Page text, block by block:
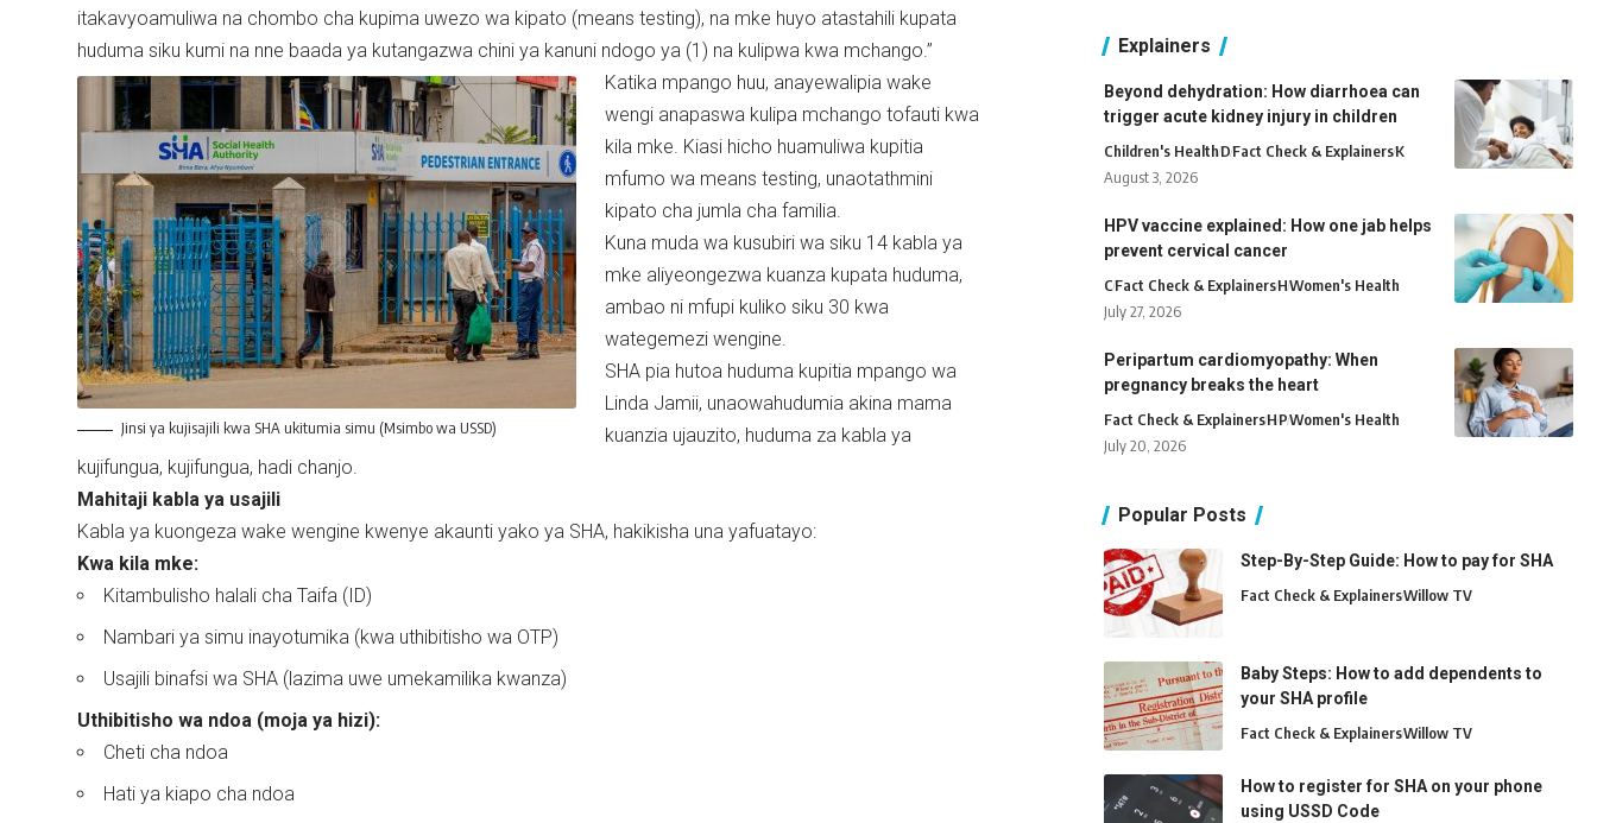
itakavyoamuliwa na chombo cha kupima uwezo wa kipato (means testing), na mke huyo atastahili kupata
huduma siku kumi na nne baada ya kutangazwa chini ya kanuni ndogo ya (1) na kulipwa kwa mchango.”
Jinsi ya kujisajili kwa SHA ukitumia simu (Msimbo wa USSD)
Katika mpango huu, anayewalipia wake
wengi anapaswa kulipa mchango tofauti kwa
kila mke. Kiasi hicho huamuliwa kupitia
mfumo wa means testing, unaotathmini
kipato cha jumla cha familia.
Kuna muda wa kusubiri wa siku 14 kabla ya
mke aliyeongezwa kuanza kupata huduma,
ambao ni mfupi kuliko siku 30 kwa
wategemezi wengine.
SHA pia hutoa huduma kupitia mpango wa
Linda Jamii, unaowahudumia akina mama
kuanzia ujauzito, huduma za kabla ya
kujifungua, kujifungua, hadi chanjo.
Mahitaji kabla ya usajili
Kabla ya kuongeza wake wengine kwenye akaunti yako ya SHA, hakikisha una yafuatayo:
Kwa kila mke:
Kitambulisho halali cha Taifa (ID)
Nambari ya simu inayotumika (kwa uthibitisho wa OTP)
Usajili binafsi wa SHA (lazima uwe umekamilika kwanza)
Uthibitisho wa ndoa (moja ya hizi):
Cheti cha ndoa
Hati ya kiapo cha ndoa
Explainers
Beyond dehydration: How diarrhoea can
trigger acute kidney injury in children
Children's HealthDFact Check & ExplainersK
August 3, 2026
HPV vaccine explained: How one jab helps
prevent cervical cancer
CFact Check & ExplainersHWomen's Health
July 27, 2026
Peripartum cardiomyopathy: When
pregnancy breaks the heart
Fact Check & ExplainersHPWomen's Health
July 20, 2026
Popular Posts
Step-By-Step Guide: How to pay for SHA
Fact Check & ExplainersWillow TV
Baby Steps: How to add dependents to
your SHA profile
Fact Check & ExplainersWillow TV
How to register for SHA on your phone
using USSD Code